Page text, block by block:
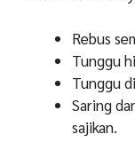
Rebus
Tunggu
Tunggu
Saring
sajikan.